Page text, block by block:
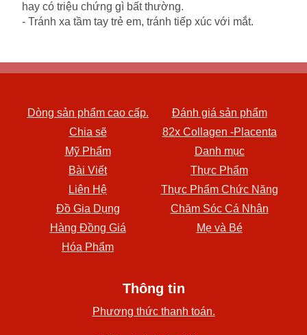
hay có triệu chứng gì bất thường.
- Tránh xa tầm tay trẻ em, tránh tiếp xúc với mắt.
Dòng sản phẩm cao cấp.
Đánh giá sản phẩm
Chia sẽ
82x Collagen -Placenta
Mỹ Phẩm
Danh mục
Bài Viết
Thực Phẩm
Liên Hệ
Thực Phẩm Chức Năng
Đồ Gia Dụng
Chăm Sóc Cá Nhân
Hàng Đồng Giá
Mẹ và Bé
Hóa Phẩm
Thông tin
Phương thức thanh toán.